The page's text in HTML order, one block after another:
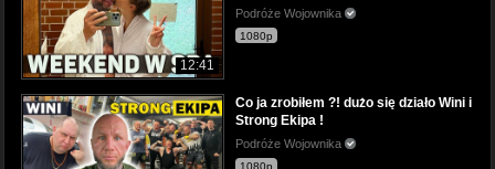
12:41
Podróże Wojownika
1080p
Co ja zrobiłem ?! dużo się działo Wini i
Strong Ekipa !
Podróże Wojownika
1080p